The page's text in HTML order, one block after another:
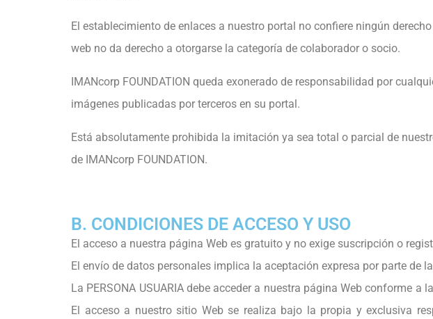
El establecimiento de enlaces a nuestro portal no confiere ningún
web no da derecho a otorgarse la categoría de colaborador o socio.
IMANcorp FOUNDATION queda exonerado de responsabilidad por
imágenes publicadas por terceros en su portal.
Está absolutamente prohibida la imitación ya sea total o parcial de
de IMANcorp FOUNDATION.
B. CONDICIONES DE ACCESO Y USO
El acceso a nuestra página Web es gratuito y no exige suscripción o
El envío de datos personales implica la aceptación expresa por parte de
La PERSONA USUARIA debe acceder a nuestra página Web conforme
El acceso a nuestro sitio Web se realiza bajo la propia y exclusiva